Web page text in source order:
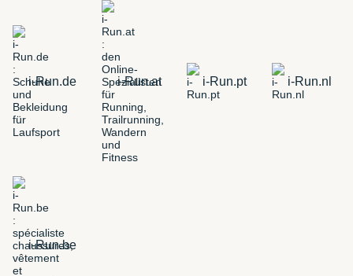
i-Run.de i-Run.at i-Run.pt i-Run.nl
i-Run.be